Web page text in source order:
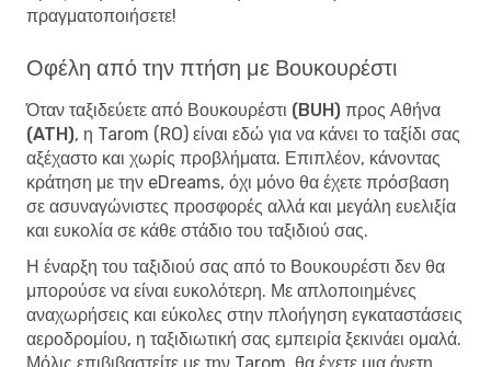
πραγματοποιήσετε!
Οφέλη από την πτήση με Βουκουρέστι
Όταν ταξιδεύετε από Βουκουρέστι (BUH) προς Αθήνα
(ATH), η Tarom (RO) είναι εδώ για να κάνει το ταξίδι σας
αξέχαστο και χωρίς προβλήματα. Επιπλέον, κάνοντας
κράτηση με την eDreams, όχι μόνο θα έχετε πρόσβαση
σε ασυναγώνιστες προσφορές αλλά και μεγάλη ευελιξία
και ευκολία σε κάθε στάδιο του ταξιδιού σας.
Η έναρξη του ταξιδιού σας από το Βουκουρέστι δεν θα
μπορούσε να είναι ευκολότερη. Με απλοποιημένες
αναχωρήσεις και εύκολες στην πλοήγηση εγκαταστάσεις
αεροδρομίου, η ταξιδιωτική σας εμπειρία ξεκινάει ομαλά.